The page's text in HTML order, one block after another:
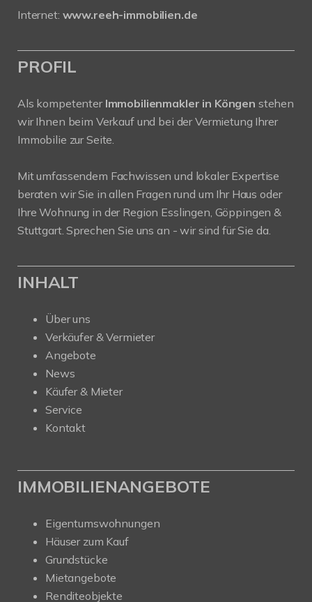
Internet: www.reeh-immobilien.de
PROFIL
Als kompetenter Immobilienmakler in Köngen stehen
wir Ihnen beim Verkauf und bei der Vermietung Ihrer
Immobilie zur Seite.
Mit umfassendem Fachwissen und lokaler Expertise
beraten wir Sie in allen Fragen rund um Ihr Haus oder
Ihre Wohnung in der Region Esslingen, Göppingen &
Stuttgart. Sprechen Sie uns an - wir sind für Sie da.
INHALT
Über uns
Verkäufer & Vermieter
Angebote
News
Käufer & Mieter
Service
Kontakt
IMMOBILIENANGEBOTE
Eigentumswohnungen
Häuser zum Kauf
Grundstücke
Mietangebote
Renditeobjekte